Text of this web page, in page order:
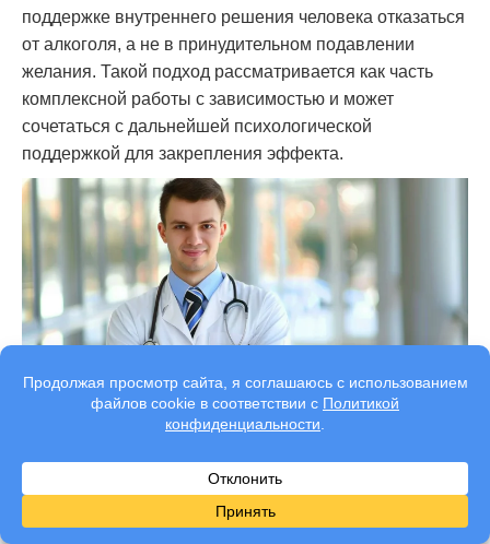
поддержке внутреннего решения человека отказаться
от алкоголя, а не в принудительном подавлении
желания. Такой подход рассматривается как часть
комплексной работы с зависимостью и может
сочетаться с дальнейшей психологической
поддержкой для закрепления эффекта.
Качественное кодирование от алкоголизмапо
методу Довженко в Стрельне — это
немедикаментозный способ помощи при